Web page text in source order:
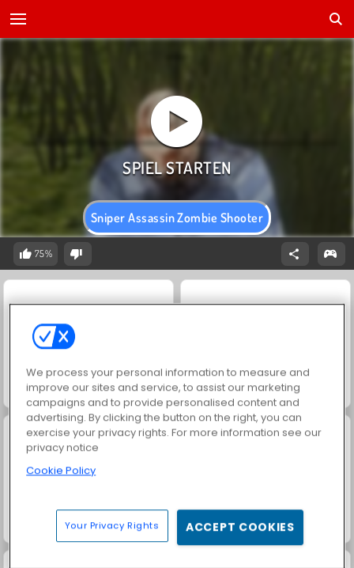
Sniper Assassin Zombie Shooter
75%
Match Arena Multiplayer Sniper Clash 3D
Sniper Strike
We process your personal information to measure and
improve our sites and service, to assist our marketing
campaigns and to provide personalised content and
advertising. By clicking the button on the right, you can
exercise your privacy rights. For more information see our
privacy notice
Cookie Policy
Your Privacy Rights ACCEPT COOKIES